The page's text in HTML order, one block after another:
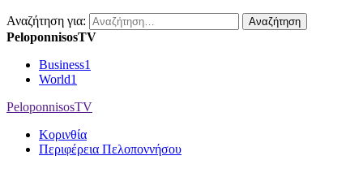
Αναζήτηση για:
PeloponnisosTV
Business1
World1
PeloponnisosTV
Κορινθία
Περιφέρεια Πελοποννήσου